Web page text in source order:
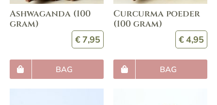
Ashwaganda (100
gram)
€ 7,95
BAG
Curcurma poeder
(100 gram)
€4,95
BAG